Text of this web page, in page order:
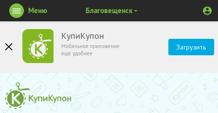
КупиКупон
Мобильное приложение
ещё удобнее
Загрузить
Меню Благовещенск